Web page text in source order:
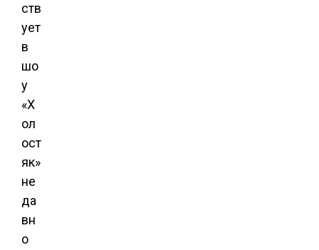
ств
ует
в
шо
у
«Х
ол
ост
як»
не
да
вн
о